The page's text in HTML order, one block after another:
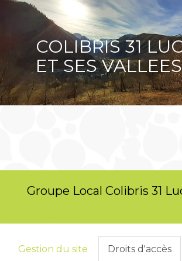
COLIBRIS 31
ET SES VALLEES
Groupe Local Colibris 31
Gestion du site Droits d'accès